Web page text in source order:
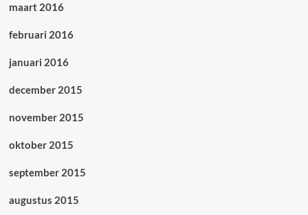
maart 2016
februari 2016
januari 2016
december 2015
november 2015
oktober 2015
september 2015
augustus 2015